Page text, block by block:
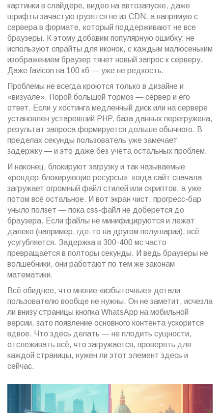
картинки в слайдере, видео на автозапуске, даже
шрифты зачастую грузятся не из CDN, а напрямую с
сервера в формате, который поддерживают не все
браузеры. К этому добавим популярную ошибку: не
используют спрайты для иконок, с каждым малюсеньким
изображением браузер тянет новый запрос к серверу.
Даже favicon на 100 кб — уже не редкость.
Проблемы не всегда кроются только в дизайне и
«визуале». Порой большой тормоз — сервер и его
ответ. Если у хостинга медленный диск или на сервере
установлен устаревший PHP, база данных перегружена,
результат запроса формируется дольше обычного. В
пределах секунды пользователь уже замечает
задержку — и это даже без учёта остальных проблем.
И наконец, блокируют загрузку и так называемые
«рендер-блокирующие ресурсы»: когда сайт сначала
загружает огромный файл стилей или скриптов, а уже
потом всё остальное. И вот экран чист, прогресс-бар
уныло ползёт — пока css-файл не доберётся до
браузера. Если файлы не минифицируются и лежат
далеко (например, где-то на другом полушарии), всё
усугубляется. Задержка в 300-400 мс часто
превращается в полторы секунды. И ведь браузеры не
волшебники, они работают по тем же законам
математики.
Всё обиднее, что многие «избыточные» детали
пользователю вообще не нужны. Он не заметит, исчезла
ли внизу страницы кнопка WhatsApp на мобильной
версии, зато появление основного контента ускорится
вдвое. Что здесь делать — не плодить сущности,
отслеживать всё, что загружается, проверять для
каждой страницы, нужен ли этот элемент здесь и
сейчас.